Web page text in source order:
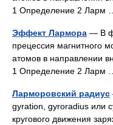
1 Определение 2 Ларм
Эффект Лармора — В
прецессия магнитного
атомов в направлении
1 Определение 2 Ларм
Ларморовский радиус
gyration, gyroradius или
кругового движения